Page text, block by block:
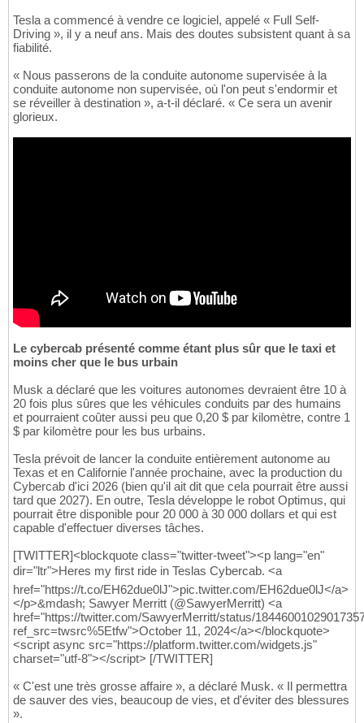
Tesla a commencé à vendre ce logiciel, appelé « Full Self-
Driving », il y a neuf ans. Mais des doutes subsistent quant à sa
fiabilité.
« Nous passerons de la conduite autonome supervisée à la
conduite autonome non supervisée, où l'on peut s'endormir et
se réveiller à destination », a-t-il déclaré. « Ce sera un avenir
glorieux.
Le cybercab présenté comme étant plus sûr que le taxi et
moins cher que le bus urbain
Musk a déclaré que les voitures autonomes devraient être 10 à
20 fois plus sûres que les véhicules conduits par des humains
et pourraient coûter aussi peu que 0,20 $ par kilomètre, contre 1
$ par kilomètre pour les bus urbains.
Tesla prévoit de lancer la conduite entièrement autonome au
Texas et en Californie l'année prochaine, avec la production du
Cybercab d'ici 2026 (bien qu'il ait dit que cela pourrait être aussi
tard que 2027). En outre, Tesla développe le robot Optimus, qui
pourrait être disponible pour 20 000 à 30 000 dollars et qui est
capable d'effectuer diverses tâches.
[TWITTER]<blockquote class="twitter-tweet"><p lang="en"
dir="ltr">Heres my first ride in Teslas Cybercab. <a
href="https://t.co/EH62due0lJ">pic.twitter.com/EH62due0lJ</a>
</p>&mdash; Sawyer Merritt (@SawyerMerritt) <a
href="https://twitter.com/SawyerMerritt/status/
ref_src=twsrc%5Etfw">October 11, 2024</a></blockquote>
<script async src="https://platform.twitter.com/widgets.js"
charset="utf-8"></script> [/TWITTER]
« C'est une très grosse affaire », a déclaré Musk. « Il permettra
de sauver des vies, beaucoup de vies, et d'éviter des blessures
».